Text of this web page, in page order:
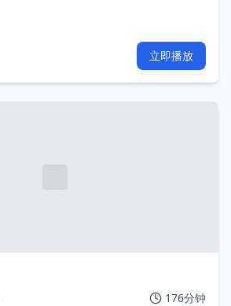
立即播放
176分钟